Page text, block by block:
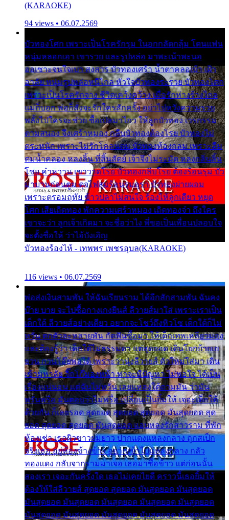
(KARAOKE)
94 views • 06.07.2569
บัวทองโศก เพราะเป็นโรครักรุม ในอกกลัดกลุ้ม โดนแฟน
หนุ่มหลอกเอา เขารวย และรูปหล่อ มาพะเน้าพะนอ
ออเซาะจนใจเบา สงสาร บัวทองเศร้า น้ำตาคลอเบ้า เฝ้า
อาลัย หนุ่มรูปหล่อหนีไกล หัวใจบัวทองระรวย บัวทองโศก
เพราะเป็นโรครักจาง ชีวิตเคว้งคว้าง เมื่อรักห่างร้างไกล
แม่ก็บอก พ่อก็สั่งจะรักใครสักครั้ง อย่าไปหวังความรวย
พลั้งไปใครจะช่วย ซื้อเปลมาไกว ให้ลูกบัวทอง เวรกรรม
ตามสนอง จึงเศร้าหมอง กลีบบัวทองต้องโรย บัวทองไม่
ตระหนัก เพราะไม่รักโคลนตม บัวทองท้องกลม เพราะลืม
ตมน้ำคลอง หลงลิ้น ที่สิ้นสัตย์ เจ้าจึงไม่ระมัด หลงกลิ่นลิ้น
โชย คำหวาน เขาวาดโรย บัวทองกลีบโรย ต้องร้อนรุม บัว
มาบานก่อนตูม ดุจไฟสุมร้อนรุมอุรา บัวทองผ่ายผอม
เพราะตรอมฤทัย ข้าวปลาไม่สนใจ ร้องไห้ลูกเดียว หยุด
โศก เสียเถิดทอง พักความเศร้าหมอง เถิดทองจ๋า ถึงใคร
เขาจะว่า ลูกเจ้าเกิดมา จะชื่อว่าไง พี่ขอเป็นเพื่อนปลอบใจ
จะตั้งชื่อให้ ว่าไอ้บังเอิญ
บัวทองร้องไห้ - เทพพร เพชรอุบล(KARAOKE)
116 views • 06.07.2569
พ่อส่งเงินสามพัน ให้ฉันเรียนราม ได้อีกสักสามพัน ฉันคง
บ๊าย บาย จะไปซื้อกางเกงยีนส์ ลีวายส์มาใส่ เพราะเราเป็น
เด็กใต้ ลีวายส์อย่างเดียว อยากจะโชว์ถึงหิวโซ เด็กใต้ก็ไม่
หวั่น ตกตัวละหลายพัน กัดฟันซื้อมา ให้เด็กเทพเหลียวมอง
และต้องรู้ว่า เด็กใต้ไม่ธรรมดา แต่สุดยอด เดินโยกย้ายเย
ยวน กวนโอ๊ยพอได้ เพราะว่านุ่งลีวายส์ ตัวใหม่ใส่มา เดิน
เข้ามหาลัย จิ๊กโก๊มองหน้า ท่าจะมีปัญหา ไม่พอใจ ได้เป็น
เรื่องแน่นอน แต่ฉันไม่หวั่น เลยแหลงใต้ถามมัน ว่ามัน
พรั่นพรือ มันตอบว่าไม่พรื่อ เปลี่ยนเป็นยิ้มให้ เจอะเด็กใต้
ด้วยกัน ก็เลยรอด สุดยอด สุดยอด สุดยอด มันสุดยอด สุด
ยอด สุดยอด สุดยอด มันสุดยอด แอบหลงรักสาวราม ที่พัก
ห้องเช่า เธอผิวขาวผมยาว ปากแดงแหลงกลาง ถูกสเป็ก
จริงเธอ อยู่ห้องข้างข้าง อยากเข้าไปแหลงกลาง กลัว
ทองแดง กลับจากรามมาเจอ เธอมาซื้อข้าว แต่ก่อนนั้น
สองเรา เจอะกันครั้งใด เธอไม่เคยไยดี คราวนี้เธอยิ้มให้
ต้องให้ใส่ลีวายส์ สุดยอด สุดยอด มันสุดยอด มันสุดยอด
มันสุดยอด มันสุดยอด มันสุดยอด มันสุดยอด มันสุดยอด
มันสุดยอด มันสุดยอด มันสุดยอด มันสุดยอด มันสุดยอด